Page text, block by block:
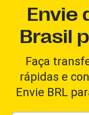
Envie
Brasil
Faça
rápidas e
Envie BRL